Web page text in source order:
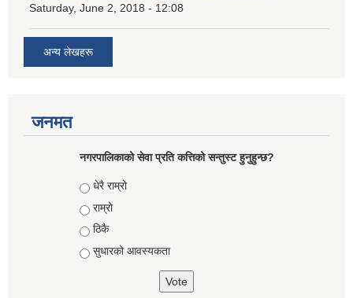
Saturday, June 2, 2018 - 12:08
अन्य लेखहरू
जनमत
नगरपालिकाको सेवा प्रति कत्तिको सन्तुस्ट हुनुहुन्छ?
Choices
धेरै राम्रो
राम्रो
ठिकै
सुधारको आवस्यकता